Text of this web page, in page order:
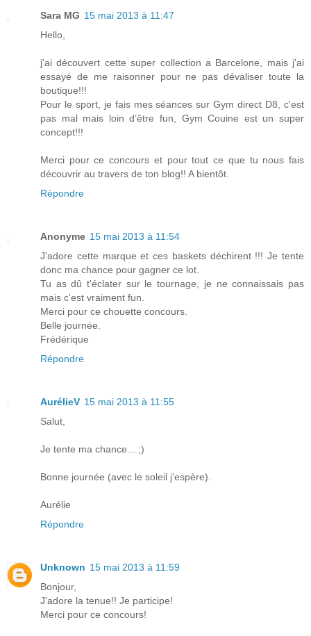
Sara MG 15 mai 2013 à 11:47
Hello,
j'ai découvert cette super collection a Barcelone, mais j'ai
essayé de me raisonner pour ne pas dévaliser toute la
boutique!!!
Pour le sport, je fais mes séances sur Gym direct D8, c'est
pas mal mais loin d’être fun, Gym Couine est un super
concept!!!
Merci pour ce concours et pour tout ce que tu nous fais
découvrir au travers de ton blog!! A bientôt.
Répondre
Anonyme 15 mai 2013 à 11:54
J'adore cette marque et ces baskets déchirent !!! Je tente
donc ma chance pour gagner ce lot.
Tu as dû t'éclater sur le tournage, je ne connaissais pas
mais c'est vraiment fun.
Merci pour ce chouette concours.
Belle journée.
Frédérique
Répondre
AurélieV 15 mai 2013 à 11:55
Salut,
Je tente ma chance... ;)
Bonne journée (avec le soleil j'espère).
Aurélie
Répondre
Unknown 15 mai 2013 à 11:59
Bonjour,
J'adore la tenue!! Je participe!
Merci pour ce concours!